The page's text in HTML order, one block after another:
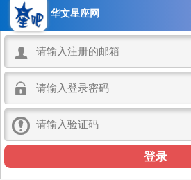
华文星座网


